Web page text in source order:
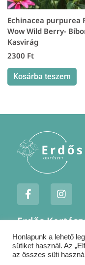
Echinacea purpurea
Wow Wild Berry-
Kasvirág
2300 Ft
Kosárba teszem
F
a
c
e
o
o
k
I
n
s
t
g
r
a
Erdős
Jogi nyilatkozatok
Szállítás
Honlapunk a lehető
sütiket használ. Az
az összes süti